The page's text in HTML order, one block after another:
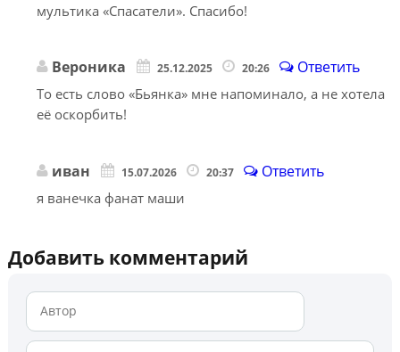
мультика «Спасатели». Спасибо!
Вероника 25.12.2025 20:26 Ответить
То есть слово «Бьянка» мне напоминало, а не хотела
её оскорбить!
иван 15.07.2026 20:37 Ответить
я ванечка фанат маши
Добавить комментарий